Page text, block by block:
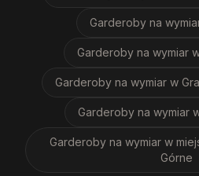
Garderoby na
Garderoby na wymiar
Garderoby na wymiar w
Garderoby na wymiar
Garderoby na wymiar w
Górne